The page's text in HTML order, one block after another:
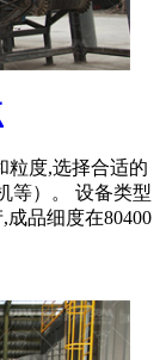
粒度,选择合适的
等）。 设备类型
品细度在80400